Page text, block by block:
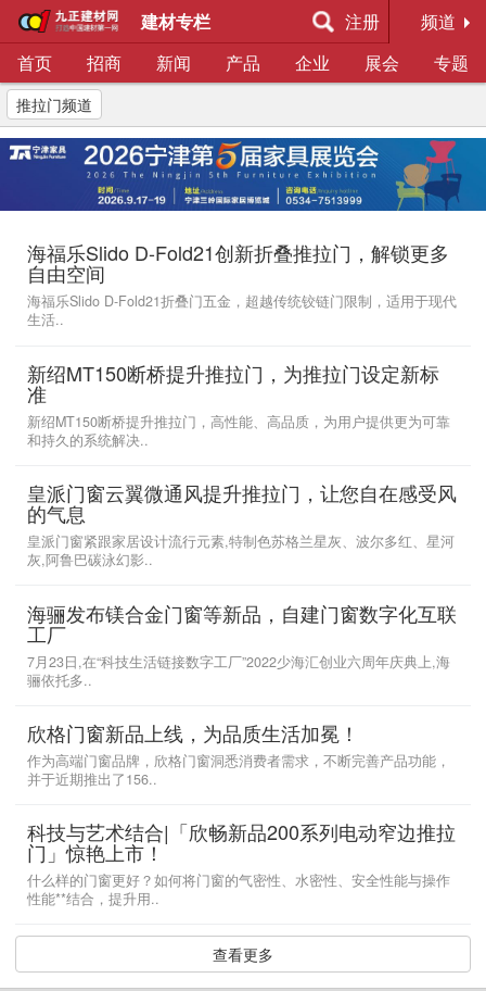
建材专栏 注册
频道
首页
招商 新闻 产品 企业 展会 专题
推拉门频道
海福乐Slido D-Fold21创新折叠推拉门，解锁更多
自由空间
海福乐Slido D-Fold21折叠门五金，超越传统铰链门限制，适用于现代
生活..
新绍MT150断桥提升推拉门，为推拉门设定新标
准
新绍MT150断桥提升推拉门，高性能、高品质，为用户提供更为可靠
和持久的系统解决..
皇派门窗云翼微通风提升推拉门，让您自在感受风
的气息
皇派门窗紧跟家居设计流行元素,特制色苏格兰星灰、波尔多红、星河
灰,阿鲁巴碳泳幻影..
海骊发布镁合金门窗等新品，自建门窗数字化互联
工厂
7月23日,在“科技生活链接数字工厂”2022少海汇创业六周年庆典上,海
骊依托多..
欣格门窗新品上线，为品质生活加冕！
作为高端门窗品牌，欣格门窗洞悉消费者需求，不断完善产品功能，
并于近期推出了156..
科技与艺术结合|「欣畅新品200系列电动窄边推拉
门」惊艳上市！
什么样的门窗更好？如何将门窗的气密性、水密性、安全性能与操作
性能**结合，提升用..
查看更多